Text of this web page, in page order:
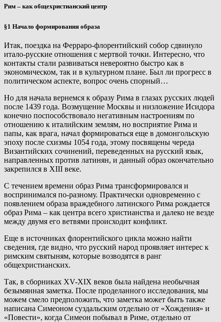
Рим – как общехристианский центр
§1 Начало формирования образа
Итак, поездка на Ферраро-флорентийский собор сдвинуло
итало-русские отношения с мертвой точки. Интересно, что
контакты стали развиваться невероятно быстро как в
экономическом, так и в культурном плане. Был ли прогресс в
политическом аспекте, вопрос очень спорный…
Но для начала вернемся к образу Рима в глазах русских людей
после 1439 года. Возмущение Москвы и низложение Исидора
конечно поспособствовало негативным настроениям по
отношению к италийским землям, но восприятие Рима и
папы, как врага, начал формироваться еще в домонгольскую
эпоху после схизмы 1054 года, этому посвящены череда
Византийских сочинений, переведенных на русский язык,
направленных против латинян, и данный образ окончательно
закрепился в XIII веке.
С течением времени образ Рима трансформировался и
воспринимался по-разному. Практически одновременно с
появлением образа враждебного латинского Рима рождается
образ Рима – как центра всего христианства и далеко не везде
между двумя его ветвями происходит конфликт.
Еще в источниках флорентийского цикла можно найти
сведения, где видно, что русский народ проявляет интерес к
римским святыням, которые возводятся в ранг
общехристианских.
Так, в сборниках XV-XIX веков была найдена необычная
безымянная заметка. После проделанного исследования, мы
можем смело предположить, что заметка может быть также
написана Симеоном суздальским отдельно от «Хождения» и
«Повести», когда Симеон побывал в Риме, отдельно от